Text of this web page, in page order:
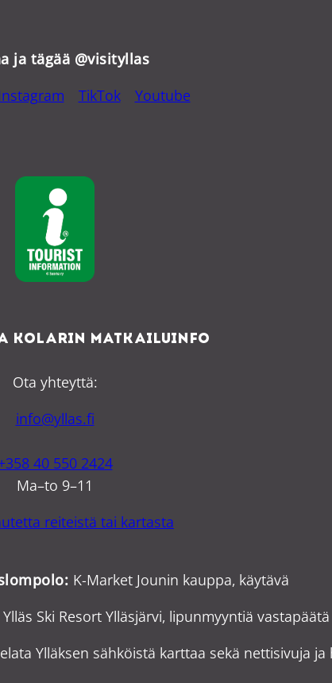
ja tägää @visityllas
TikTok Youtube
Kolarin matkailuinfo
Ota yhteyttä:
info@yllas.fi
40 550 2424
Ma–to 9–11
reiteistä tai kartasta
K-Market Jounin kauppa, käytävä
Ylläs Ski Resort Ylläsjärvi, lipunmyyntiä vastapäätä
Ylläksen sähköistä karttaa sekä nettisivuja ja